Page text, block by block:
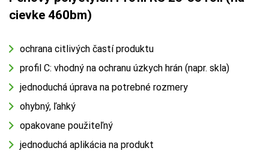
cievke 460bm)
ochrana citlivých častí produktu
profil C: vhodný na ochranu úzkych hrán (napr. skla)
jednoduchá úprava na potrebné rozmery
ohybný, ľahký
opakovane použiteľný
jednoduchá aplikácia na produkt